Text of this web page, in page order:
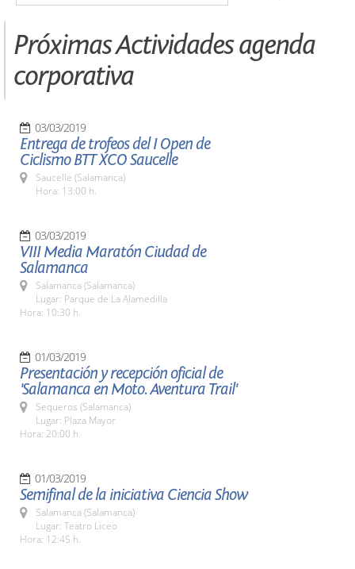
Próximas Actividades agenda
corporativa
03/03/2019
Entrega de trofeos del I Open de
Ciclismo BTT XCO Saucelle
Saucelle (Salamanca)
Hora: 13:00 h.
03/03/2019
VIII Media Maratón Ciudad de
Salamanca
Salamanca (Salamanca)
Lugar: Parque de La Alamedilla
Hora: 10:30 h.
01/03/2019
Presentación y recepción oficial de
'Salamanca en Moto. Aventura Trail'
Sequeros (Salamanca)
Lugar: Plaza Mayor
Hora: 20:00 h.
01/03/2019
Semifinal de la iniciativa Ciencia Show
Salamanca (Salamanca)
Lugar: Teatro Liceo
Hora: 12:45 h.